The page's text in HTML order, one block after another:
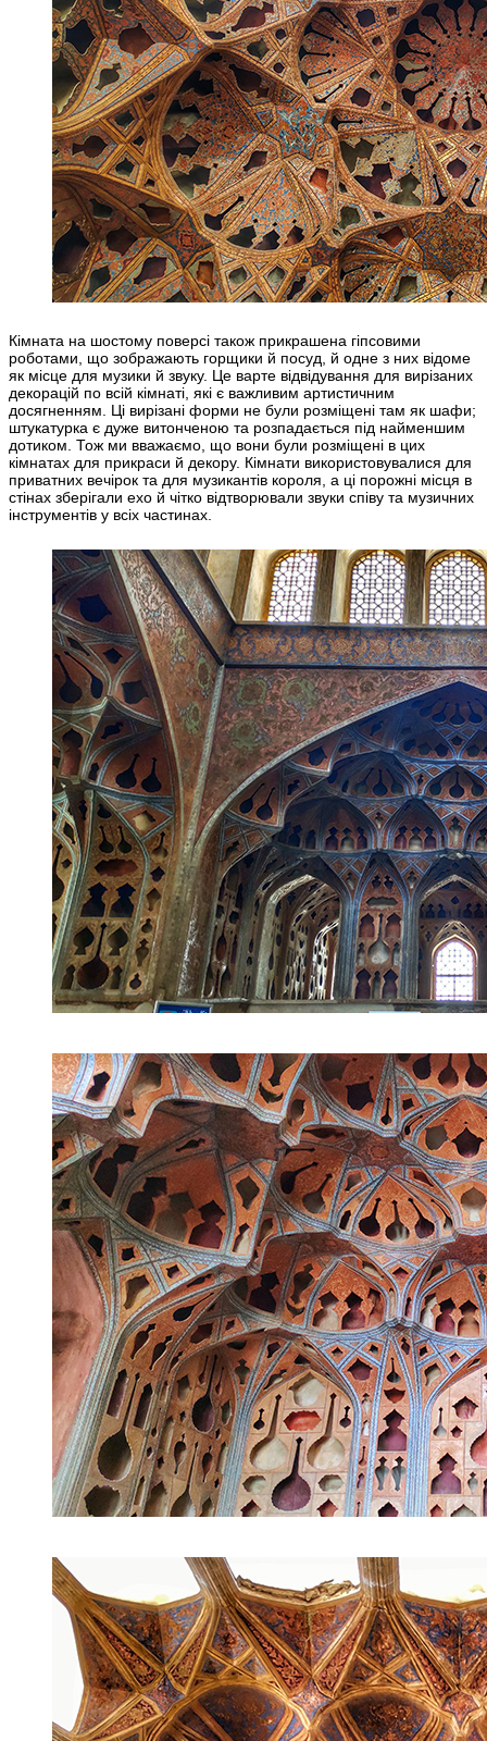
Кімната на шостому поверсі також прикрашена гіпсовими
роботами, що зображають горщики й посуд, й одне з них відоме
як місце для музики й звуку. Це варте відвідування для вирізаних
декорацій по всій кімнаті, які є важливим артистичним
досягненням. Ці вирізані форми не були розміщені там як шафи;
штукатурка є дуже витонченою та розпадається під найменшим
дотиком. Тож ми вважаємо, що вони були розміщені в цих
кімнатах для прикраси й декору. Кімнати використовувалися для
приватних вечірок та для музикантів короля, а ці порожні місця в
стінах зберігали ехо й чітко відтворювали звуки співу та музичних
інструментів у всіх частинах.